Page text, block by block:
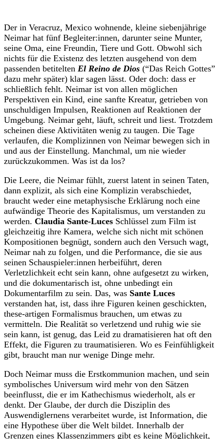
Der in Veracruz, Mexico wohnende, kleine siebenjährige
Neimar hat fünf Begleiter:innen, darunter seine Munter,
seine Oma, eine Freundin, Tiere und Gott. Obwohl sich
nichts für die Existenz des letzten ausgehend von dem
passenden betitelten El Reino de Dios (“Das Reich Gottes”
dazu mehr später) klar sagen lässt. Oder doch: dass er
schließlich fehlt. Neimar ist von allen möglichen
Perspektiven ein Kind, eine sanfte Kreatur, getrieben von
unschuldigen Impulsen, Reaktionen auf Reaktionen der
Umgebung. Neimar geht, läuft, schreit und liest. Trotzdem
scheinen diese Aktivitäten wenig zu taugen. Die Tage
verlaufen, die Komplizinnen von Neimar bewegen sich in
und aus der Einstellung. Manchmal, um nie wieder
zurückzukommen. Was ist da los?
Die Leere, die Neimar fühlt, zuerst latent in seinen Taten,
dann explizit, als sich eine Komplizin verabschiedet,
braucht weder eine metaphysische Erklärung noch eine
aufwändige Theorie des Kapitalismus, um verstanden zu
werden. Claudia Sante-Luces Schlüssel zum Film ist
gleichzeitig ihre Kamera, welche sich nicht mit schönen
Kompositionen begnügt, sondern auch den Versuch wagt,
Neimar nah zu folgen, und die Performance, die sie aus
seinen Schauspieler:innen herbeiführt, deren
Verletzlichkeit echt sein kann, ohne aufgesetzt zu wirken,
und die dokumentarisch ist, ohne unbedingt ein
Dokumentarfilm zu sein. Das, was Sante Luces
verstanden hat, ist, dass ihre Figuren keinen geschickten,
these-artigen Formalismus brauchen, um etwas zu
vermitteln. Die Realität so verletzend und ruhig wie sie
sein kann, ist genug, das Leid zu dramatisieren hat oft den
Effekt, die Figuren zu traumatisieren. Wo es Feinfühligkeit
gibt, braucht man nur wenige Dinge mehr.
Doch Neimar muss die Erstkommunion machen, und sein
symbolisches Universum wird mehr von den Sätzen
beeinflusst, die er im Kathechismus wiederholt, als er
denkt. Der Glaube, der durch die Disziplin des
Auswendiglernens verarbeitet wurde, ist Information, die
eine Hypothese über die Welt bildet. Innerhalb der
Grenzen eines Klassenzimmers gibt es keine Möglichkeit,